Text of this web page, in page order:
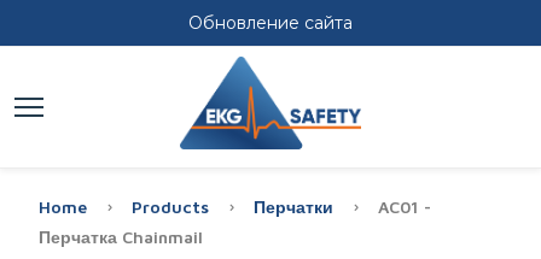
Обновление сайта
Home Products Перчатки
AC01 -
Перчатка Chainmail